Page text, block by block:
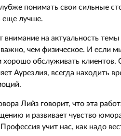
понимать свои сильные
еще лучше.
внимание на актуальность
чем физическое. И если
хорошо обслуживать клиентов.
Ауреэлия, всегда находить
Лийз говорит, что эта
и развивает чувство
учит нас, как надо